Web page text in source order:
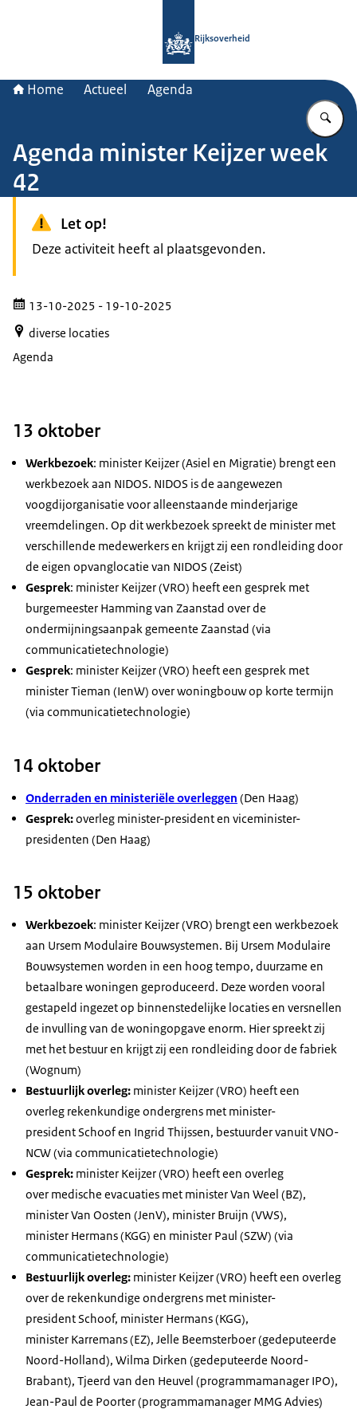
Rijksoverheid
Home Actueel Agenda
Agenda minister Keijzer week
42
Let op!
Deze activiteit heeft al plaatsgevonden.
13-10-2025 - 19-10-2025
diverse locaties
Agenda
13 oktober
Werkbezoek: minister Keijzer (Asiel en Migratie) brengt een
werkbezoek aan NIDOS. NIDOS is de aangewezen
voogdijorganisatie voor alleenstaande minderjarige
vreemdelingen. Op dit werkbezoek spreekt de minister met
verschillende medewerkers en krijgt zij een rondleiding door
de eigen opvanglocatie van NIDOS (Zeist)
Gesprek: minister Keijzer (VRO) heeft een gesprek met
burgemeester Hamming van Zaanstad over de
ondermijningsaanpak gemeente Zaanstad (via
communicatietechnologie)
Gesprek: minister Keijzer (VRO) heeft een gesprek met
minister Tieman (IenW) over woningbouw op korte termijn
(via communicatietechnologie)
14 oktober
Onderraden en ministeriële overleggen (Den Haag)
Gesprek:overleg minister-president en viceminister-
presidenten (Den Haag)
15 oktober
Werkbezoek: minister Keijzer (VRO) brengt een werkbezoek
aan Ursem Modulaire Bouwsystemen. Bij Ursem Modulaire
Bouwsystemen worden in een hoog tempo, duurzame en
betaalbare woningen geproduceerd. Deze worden vooral
gestapeld ingezet op binnenstedelijke locaties en versnellen
de invulling van de woningopgave enorm. Hier spreekt zij
met het bestuur en krijgt zij een rondleiding door de fabriek
(Wognum)
Bestuurlijk overleg: minister Keijzer (VRO) heeft een
overleg rekenkundige ondergrens met minister-
president Schoof en Ingrid Thijssen, bestuurder vanuit VNO-
NCW (via communicatietechnologie)
Gesprek: minister Keijzer (VRO) heeft een overleg
over medische evacuaties met minister Van Weel (BZ),
minister Van Oosten (JenV), minister Bruijn (VWS),
minister Hermans (KGG) en minister Paul (SZW) (via
communicatietechnologie)
Bestuurlijk overleg: minister Keijzer (VRO) heeft een overleg
over de rekenkundige ondergrens met minister-
president Schoof, minister Hermans (KGG),
minister Karremans (EZ), Jelle Beemsterboer (gedeputeerde
Noord-Holland), Wilma Dirken (gedeputeerde Noord-
Brabant), Tjeerd van den Heuvel (programmamanager IPO),
Jean-Paul de Poorter (programmamanager MMG Advies)